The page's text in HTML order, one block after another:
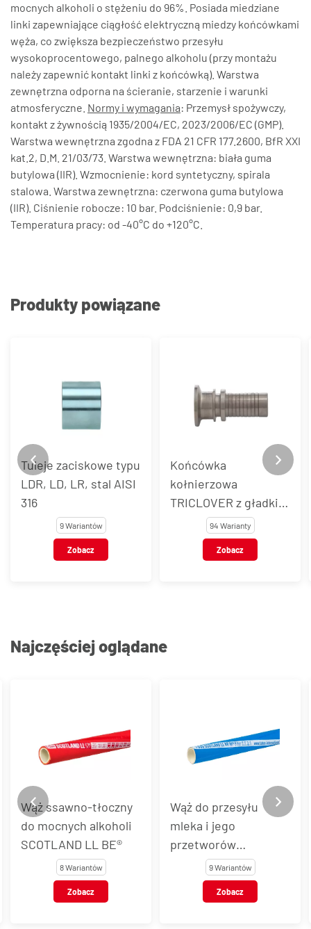
mocnych alkoholi o stężeniu do 96%. Posiada miedziane
linki zapewniające ciągłość elektryczną miedzy końcówkami
węża, co zwiększa bezpieczeństwo przesyłu
wysokoprocentowego, palnego alkoholu (przy montażu
należy zapewnić kontakt linki z końcówką). Warstwa
zewnętrzna odporna na ścieranie, starzenie i warunki
atmosferyczne. Normy i wymagania: Przemysł spożywczy,
kontakt z żywnością 1935/2004/EC, 2023/2006/EC (GMP).
Warstwa wewnętrzna zgodna z FDA 21 CFR 177.2600, BfR XXI
kat.2, D.M. 21/03/73. Warstwa wewnętrzna: biała guma
butylowa (IIR). Wzmocnienie: kord syntetyczny, spirala
stalowa. Warstwa zewnętrzna: czerwona guma butylowa
(IIR). Ciśnienie robocze: 10 bar. Podciśnienie: 0,9 bar.
Temperatura pracy: od -40°C do +120°C.
Produkty powiązane
Tuleje zaciskowe typu
LDR, LD, LR, stal AISI
316
9 Wariantów
Zobacz
Końcówka
kołnierzowa
TRICLOVER z gładkim
ogonem, stal
nierdzewna, typ TCR
94 Warianty
Zobacz
Najczęściej oglądane
Wąż do przesyłu
mleka i jego
przetworów
SCOTLAND LL NR®
9 Wariantów
Zobacz
Wąż z PVC do
substancji
spożywczych
wzmocniony spiralą z
drutu stalowego
ARMORVIN HNA
19 Wariantów
Zobacz